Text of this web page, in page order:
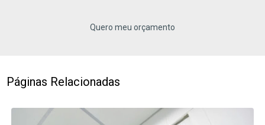
Quero meu orçamento
Páginas Relacionadas